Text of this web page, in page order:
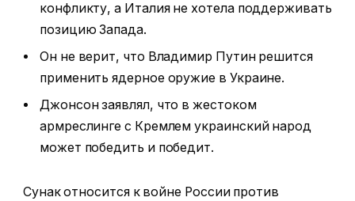
конфликту, а Италия не хотела поддерживать
позицию Запада.
Он не верит, что Владимир Путин решится
применить ядерное оружие в Украине.
Джонсон заявлял, что в жестоком
армреслинге с Кремлем украинский народ
может победить и победит.
Сунак относится к войне России против